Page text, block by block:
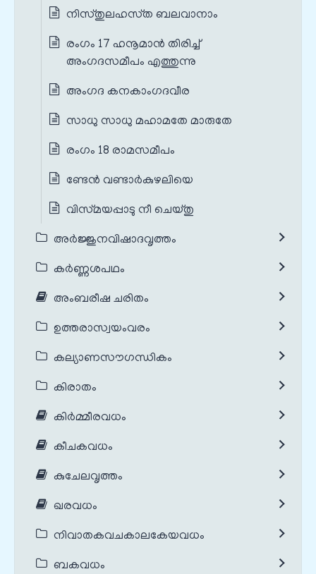
നിസ്‌തുലഹസ്‌ത ബലവാനാം
രംഗം 17 ഹനൂമാൻ തിരിച്ച്
അംഗദസമീപം എത്തുന്നു
അംഗദ കനകാംഗദവീര
സാധു സാധു മഹാമതേ മാരുതേ
രംഗം 18 രാമസമീപം
ണ്ടേന്‍ വണ്ടാര്‍കുഴലിയെ
വിസ്‌മയപ്പാടു നീ ചെയ്‌തു
അർജ്ജുനവിഷാദവൃത്തം
കർണ്ണശപഥം
അംബരീഷ ചരിതം
ഉത്തരാസ്വയംവരം
കല്യാണസൗഗന്ധികം
കിരാതം
കിർമ്മീരവധം
കീചകവധം
കുചേലവൃത്തം
ഖരവധം
നിവാതകവചകാലകേയവധം
ബകവധം